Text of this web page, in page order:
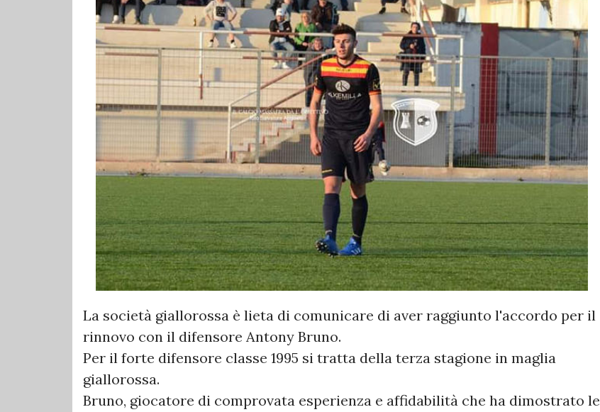
La società giallorossa è lieta di comunicare di aver raggiunto l'accordo per il
rinnovo con il difensore Antony Bruno.
Per il forte difensore classe 1995 si tratta della terza stagione in maglia
giallorossa.
Bruno, giocatore di comprovata esperienza e affidabilità che ha dimostrato le